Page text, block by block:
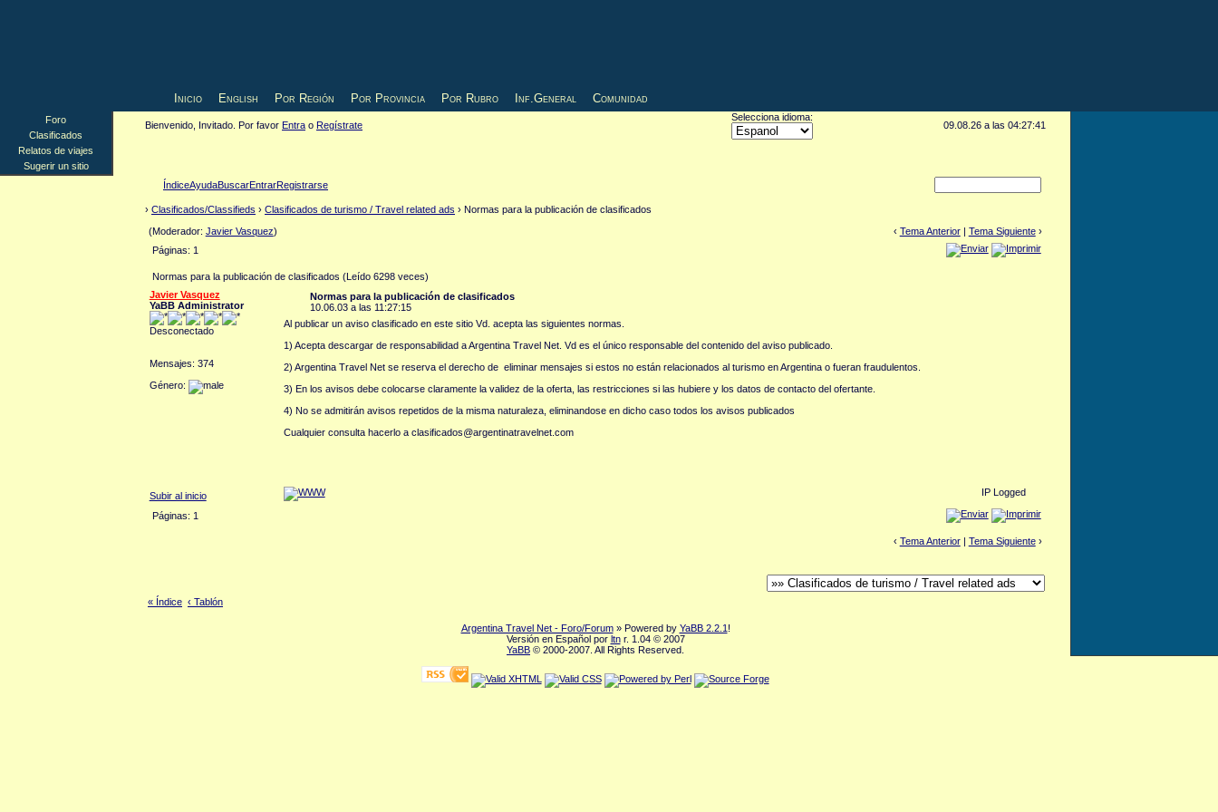
Inicio English Por Región Por Provincia Por Rubro Inf.General Comunidad
Foro
Clasificados
Relatos de viajes
Sugerir un sitio
Bienvenido, Invitado. Por favor Entra o Regístrate
Selecciona idioma:
09.08.26 a las 04:27:41
ÍndiceAyudaBuscarEntrarRegistrarse
› Clasificados/Classifieds › Clasificados de turismo / Travel related ads › Normas para la publicación de clasificados
(Moderador: Javier Vasquez) ‹ Tema Anterior| Tema Siguiente›
Páginas: 1
Normas para la publicación de clasificados (Leído 6298 veces)
Javier Vasquez
YaBB Administrator
Desconectado
Mensajes: 374
Género:
Normas para la publicación de clasificados
10.06.03 a las 11:27:15
Al publicar un aviso clasificado en este sitio Vd. acepta las siguientes normas.
1) Acepta descargar de responsabilidad a Argentina Travel Net. Vd es el único responsable del contenido del aviso publicado.
2) Argentina Travel Net se reserva el derecho de eliminar mensajes si estos no están relacionados al turismo en Argentina o fueran fraudulentos.
3) En los avisos debe colocarse claramente la validez de la oferta, las restricciones si las hubiere y los datos de contacto del ofertante.
4) No se admitirán avisos repetidos de la misma naturaleza, eliminandose en dicho caso todos los avisos publicados
Cualquier consulta hacerlo a clasificados@argentinatravelnet.com
Subir al inicio IP Logged
Páginas: 1
‹ Tema Anterior| Tema Siguiente›
« Índice ‹ Tablón
Argentina Travel Net - Foro/Forum» Powered by YaBB 2.2.1 !
Versión en Español por ltnr. 1.04 © 2007
YaBB © 2000-2007. All Rights Reserved.